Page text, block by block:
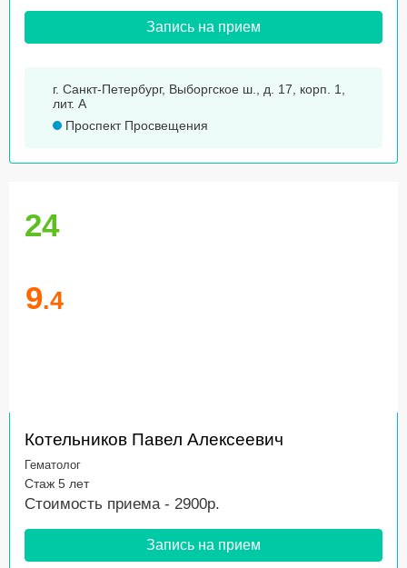
Запись на прием
г. Санкт-Петербург, Выборгское ш., д. 17, корп. 1,
лит. А
Проспект Просвещения
24
9.4
Котельников Павел Алексеевич
Гематолог
Стаж 5 лет
Стоимость приема - 2900р.
Запись на прием